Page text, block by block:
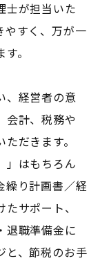
士が担当いた
やすく、万が一
。
、経営者の意
会計、税務や
だきます。
」はもちろん
繰り計画書／経
サポート、
退職準備金に
と、節税のお手